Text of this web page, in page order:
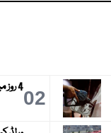
024 روز میں سونے کی قیمت میں بڑا اضافہ